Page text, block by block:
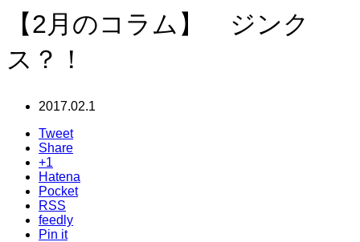
【2月のコラム】 ジンク
ス？！
2017.02.1
Tweet
Share
+1
Hatena
Pocket
RSS
feedly
Pin it